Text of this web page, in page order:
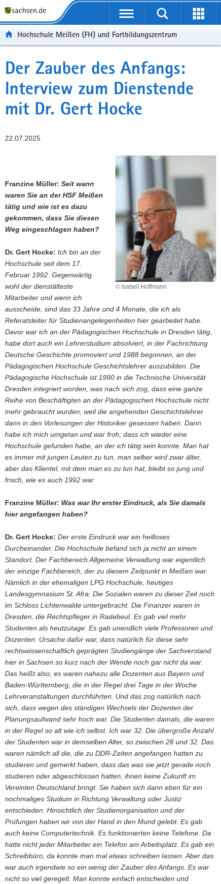
Portalübergreifende
Hochschule Meißen (FH) und Fortbildungszentrum
Der Zauber des Anfangs:
Interview zum Dienstende
mit Dr. Gert Hocke
22.07.2025
© Isabell Hoffmann
Franzine Müller: Seit wann
waren Sie an der HSF Meißen
tätig und wie ist es dazu
gekommen, dass Sie diesen
Weg eingeschlagen haben?
Dr. Gert Hocke: Ich bin an der
Hochschule seit dem 17.
Februar 1992. Gegenwärtig
wohl der dienstälteste
Mitarbeiter und wenn ich
ausscheide, sind das 33 Jahre und 4 Monate, die ich als
Referatsleiter für Studienangelegenheiten hier gearbeitet habe.
Davor war ich an der Pädagogischen Hochschule in Dresden tätig,
habe dort auch ein Lehrerstudium absolviert, in der Fachrichtung
Deutsche Geschichte promoviert und 1988 begonnen, an der
Pädagogischen Hochschule Geschichtslehrer auszubilden. Die
Pädagogische Hochschule ist 1990 in die Technische Universität
Dresden integriert worden, was nach sich zog, dass eine ganze
Reihe von Beschäftigten an der Pädagogischen Hochschule nicht
mehr gebraucht wurden, weil die angehenden Geschichtslehrer
dann in den Vorlesungen der Historiker gesessen haben. Dann
habe ich mich umgetan und war froh, dass ich wieder eine
Hochschule gefunden habe, an der ich tätig sein konnte. Man hat
es immer mit jungen Leuten zu tun, man selber wird zwar älter,
aber das Klientel, mit dem man es zu tun hat, bleibt so jung und
frisch, wie es auch 1992 war.
Franzine Müller: Was war Ihr erster Eindruck, als Sie damals
hier angefangen haben?
Dr. Gert Hocke: Der erste Eindruck war ein heilloses
Durcheinander. Die Hochschule befand sich ja nicht an einem
Standort. Der Fachbereich Allgemeine Verwaltung war eigentlich
der einzige Fachbereich, der zu diesem Zeitpunkt in Meißen war.
Nämlich in der ehemaligen LPG Hochschule, heutiges
Landesgymnasium St. Afra. Die Sozialen waren zu dieser Zeit noch
im Schloss Lichtenwalde untergebracht. Die Finanzer waren in
Dresden, die Rechtspfleger in Radebeul. Es gab viel mehr
Studenten als heutzutage. Es gab unendlich viele Professoren und
Dozenten. Ursache dafür war, dass natürlich für diese sehr
rechtswissenschaftlich geprägten Studiengänge der Sachverstand
hier in Sachsen so kurz nach der Wende noch gar nicht da war.
Das heißt also, es waren nahezu alle Dozenten aus Bayern und
Baden-Württemberg, die in der Regel drei Tage in der Woche
Lehrveranstaltungen durchführten. Und das zog natürlich nach
sich, dass wegen des ständigen Wechsels der Dozenten der
Planungsaufwand sehr hoch war. Die Studenten damals, die waren
in der Regel so alt wie ich selbst. Ich war 32. Die übergroße Anzahl
der Studenten war in demselben Alter, so zwischen 28 und 32. Das
waren nämlich all die, die zu DDR-Zeiten angefangen hatten zu
studieren und gemerkt haben, dass das was sie jetzt gerade noch
studieren oder abgeschlossen hatten, ihnen keine Zukunft im
Vereinten Deutschland bringt. Sie haben sich dann eben für ein
nochmaliges Studium in Richtung Verwaltung oder Justiz
entschieden. Hinsichtlich der Studienorganisation und der
Prüfungen haben wir von der Hand in den Mund gelebt. Es gab
auch keine Computertechnik. Es funktionierten keine Telefone. Da
hatte nicht jeder Mitarbeiter ein Telefon am Arbeitsplatz. Es gab ein
Schreibbüro, da konnte man mal etwas schreiben lassen. Aber das
war auch irgendwie so ein wenig der Zauber des Anfangs. Es war
nicht so viel geregelt. Man konnte einfach entscheiden und